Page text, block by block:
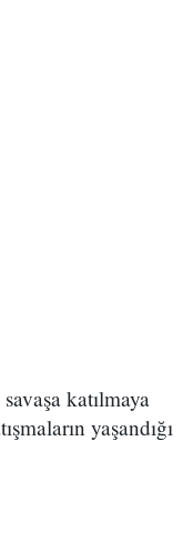
katılmaya
yaşandığı